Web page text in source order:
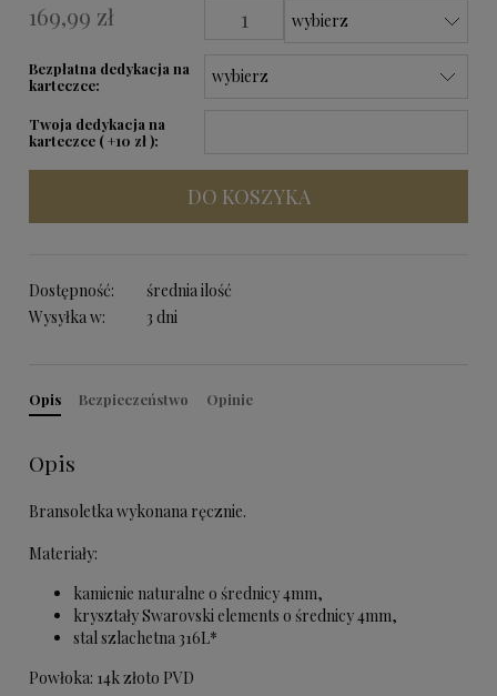
169,99 zł
Bezpłatna dedykacja na
karteczce:
Twoja dedykacja na
karteczce ( +10 zł ):
DO KOSZYKA
Dostępność:
średnia ilość
Wysyłka w:
3 dni
Opis Bezpieczeństwo Opinie
Opis
Bransoletka wykonana ręcznie.
Materiały:
kamienie naturalne o średnicy 4mm,
kryształy Swarovski elements o średnicy 4mm,
stal szlachetna 316L*
Powłoka: 14k złoto PVD